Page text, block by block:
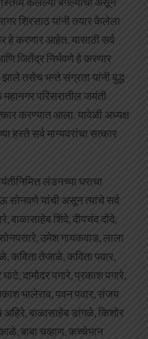
शिरसाठ यांनी तयार केलेला
करणार आहेत. यासाठी सर्व
जितेंद्र निर्भवणे हे करणार
तसेच भन्ते संग्रता यांनी बुद्ध
महानगर परिसरातील जयंती
करण्यात आला. यावेळी अध्यक्ष
हस्ते सर्व मान्यवरांचा सत्कार
लंडनच्या घराचा
सोनवणे यांची असून त्यांचे सर्व
बाळासाहेब शिंदे, दीपचंद दोंदे,
उमेश गायकवाड, लाला
कविता तेजाळे, कविता पवार,
दामोदर पगारे, प्रकाश पगारे,
भालेराव, पवन पवार, संजय
बाळासाहेब डांगळे, किशोर
बाबा चव्हाण, कच्चेभान